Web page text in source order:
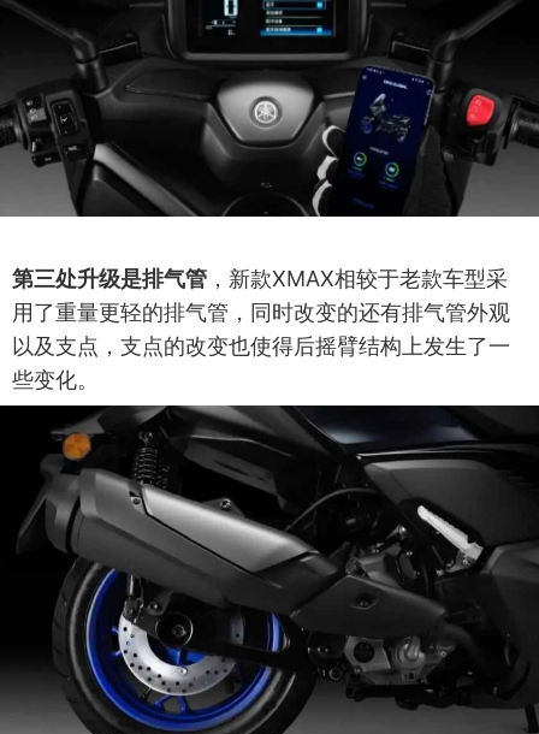
第三处升级是排气管 ，新款XMAX相较于老款车型采
用了重量更轻的排气管，同时改变的还有排气管外观
以及支点，支点的改变也使得后摇臂结构上发生了一
些变化。